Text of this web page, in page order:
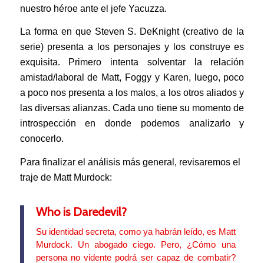
nuestro héroe ante el jefe Yacuzza.
La forma en que Steven S. DeKnight (creativo de la
serie) presenta a los personajes y los construye es
exquisita. Primero intenta solventar la relación
amistad/laboral de Matt, Foggy y Karen, luego, poco
a poco nos presenta a los malos, a los otros aliados y
las diversas alianzas. Cada uno tiene su momento de
introspección en donde podemos analizarlo y
conocerlo.
Para finalizar el análisis más general, revisaremos el
traje de Matt Murdock:
Who is Daredevil?
Su identidad secreta, como ya habrán leído, es Matt
Murdock. Un abogado ciego. Pero, ¿Cómo una
persona no vidente podrá ser capaz de combatir?